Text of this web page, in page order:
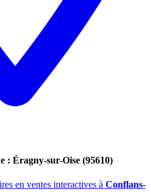
: Éragny-sur-Oise (95610)
en ventes interactives à Conflans-